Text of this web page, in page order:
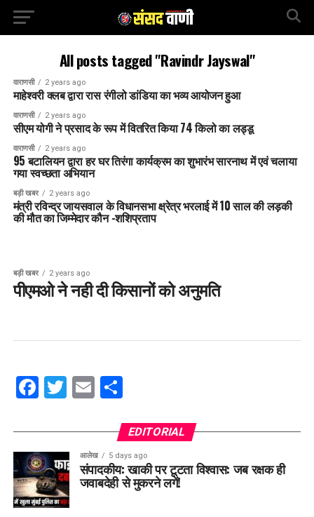
All posts tagged "Ravindr Jayswal"
वाराणसी 2 years ago
माहेश्वरी क्लब द्वारा रास रंगीलो डांडिया का भव्य आयोजन हुआ
वाराणसी 2 years ago
सीएम योगी ने प्रसाद के रूप में वितरित किया 74 किलो का लड्डू
वाराणसी 2 years ago
95 बटालियन द्वारा हर घर तिरंगा कार्यक्रम का शुभारंभ सारनाथ में एवं चलाया
गया स्वच्छता अभियान
बड़ी खबर 2 years ago
मंत्री रविन्द्र जायसवाल के विधानसभा क्ष्रेत्र भरलाई में 10 साल की लड़की
की मौत का जिम्मेदार कौन -शशिप्रताप
बड़ी खबर 2 years ago
पीएमओ ने नही दी किसानों को अनुमति
Facebook
Twitter
EmailShare
EDITORIAL
आलेख 5 days ago
संपादकीय: खाकी पर टूटता विश्वास: जब रक्षक ही
जवाबदेही से मुकरने लगें!